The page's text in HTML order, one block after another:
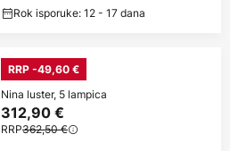
Rok isporuke: 12 - 17 dana
RRP -49,60 €
Nina luster, 5 lampica
312,90 €
RRP362,50 €